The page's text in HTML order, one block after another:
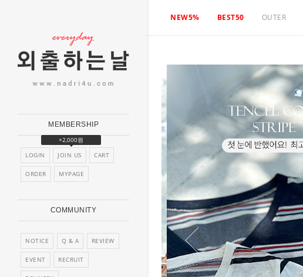
NEW5% BEST50 OUTER
MEMBERSHIP
LOGIN JOIN US
+2,000원
CART
ORDER MYPAGE
COMMUNITY
NOTICE Q & A REVIEW
EVENT RECRUIT